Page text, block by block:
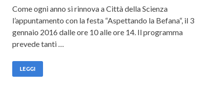
Come ogni anno si rinnova a Città della Scienza
l’appuntamento con la festa “Aspettando la Befana“, il 3
gennaio 2016 dalle ore 10 alle ore 14. Il programma
prevede tanti …
LEGGI